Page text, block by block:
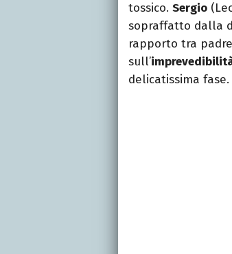
tossico. Sergio
sopraffatto dalla
rapporto tra
sull’
delicatissima fase.